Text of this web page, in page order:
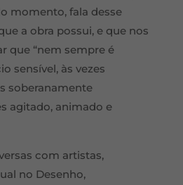
momento, fala desse
a obra possui, e que nos
que “nem sempre é
sensível, às vezes
soberanamente
agitado, animado e
com artistas,
no Desenho,